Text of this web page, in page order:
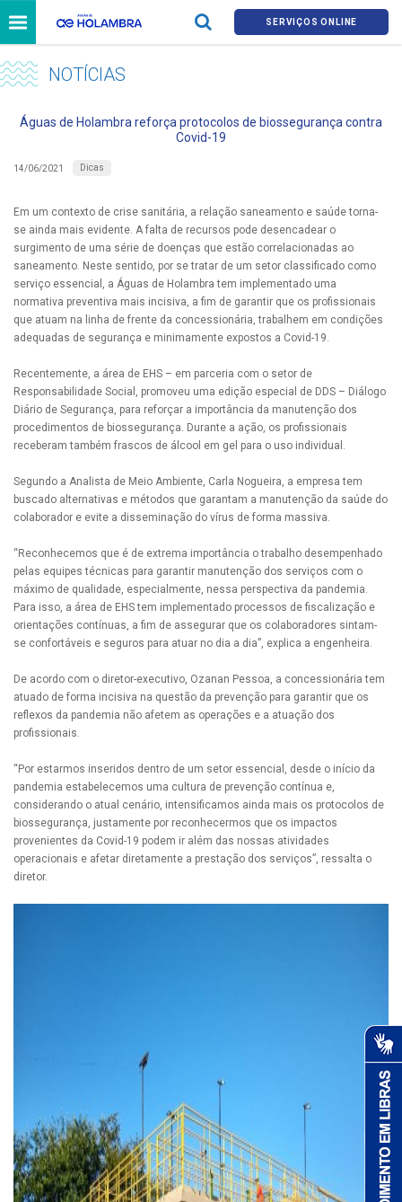
SERVIÇOS ONLINE
NOTÍCIAS
Águas de Holambra reforça protocolos de biossegurança contra
Covid-19
14/06/2021 Dicas
Em um contexto de crise sanitária, a relação saneamento e saúde torna-
se ainda mais evidente. A falta de recursos pode desencadear o
surgimento de uma série de doenças que estão correlacionadas ao
saneamento. Neste sentido, por se tratar de um setor classificado como
serviço essencial, a Águas de Holambra tem implementado uma
normativa preventiva mais incisiva, a fim de garantir que os profissionais
que atuam na linha de frente da concessionária, trabalhem em condições
adequadas de segurança e minimamente expostos a Covid-19.
Recentemente, a área de EHS – em parceria com o setor de
Responsabilidade Social, promoveu uma edição especial de DDS – Diálogo
Diário de Segurança, para reforçar a importância da manutenção dos
procedimentos de biossegurança. Durante a ação, os profissionais
receberam também frascos de álcool em gel para o uso individual.
Segundo a Analista de Meio Ambiente, Carla Nogueira, a empresa tem
buscado alternativas e métodos que garantam a manutenção da saúde do
colaborador e evite a disseminação do vírus de forma massiva.
“Reconhecemos que é de extrema importância o trabalho desempenhado
pelas equipes técnicas para garantir manutenção dos serviços com o
máximo de qualidade, especialmente, nessa perspectiva da pandemia.
Para isso, a área de EHS tem implementado processos de fiscalização e
orientações contínuas, a fim de assegurar que os colaboradores sintam-
se confortáveis e seguros para atuar no dia a dia”, explica a engenheira.
De acordo com o diretor-executivo, Ozanan Pessoa, a concessionária tem
atuado de forma incisiva na questão da prevenção para garantir que os
reflexos da pandemia não afetem as operações e a atuação dos
profissionais.
“Por estarmos inseridos dentro de um setor essencial, desde o início da
pandemia estabelecemos uma cultura de prevenção contínua e,
considerando o atual cenário, intensificamos ainda mais os protocolos de
biossegurança, justamente por reconhecermos que os impactos
provenientes da Covid-19 podem ir além das nossas atividades
operacionais e afetar diretamente a prestação dos serviços”, ressalta o
diretor.